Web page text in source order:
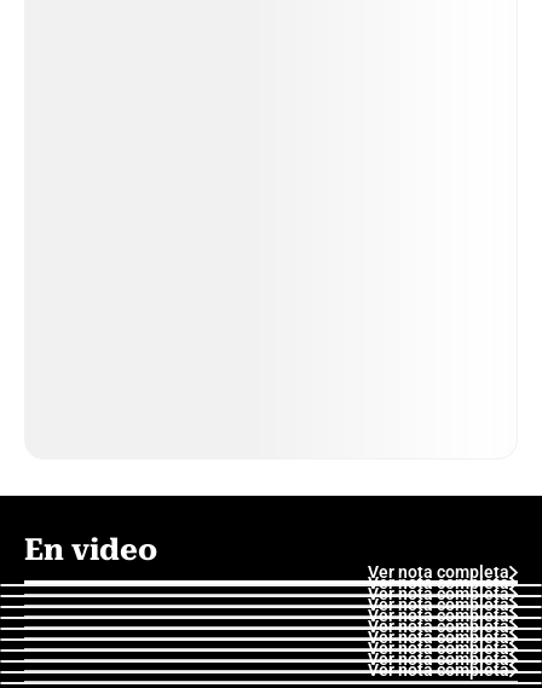
En video
Ver nota completa
Ver nota completa
Ver nota completa
Ver nota completa
Ver nota completa
Ver nota completa
Ver nota completa
Ver nota completa
Ver nota completa
Ver nota completa